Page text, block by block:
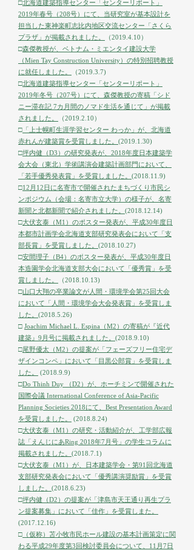
□北海道建築指導センター「センターリポート」
2019年春号（208号）にて、当研究室が基本設計を
担当した東神楽町志比内地区交流センター「さくら
プラザ」が掲載されました。
（2019.4.10）
□森傑教授が、ベトナム・ミエンタイ建設大学
（Mien Tay Construction University）の特別招聘教授
に就任しました。
（2019.3.7)
□北海道建築指導センター「センターリポート」
2019年冬号（207号）にて、森傑教授の寄稿「シド
ニー滞在記 7カ月間のノマド生活を通じて」が掲載
されました。
（2019.2.10）
□ 「上士幌町生涯学習センター わっか」が、北海道
赤れんが建築賞を受賞しました。 (2019.1.30)
□坪内健（D3）の研究発表が、2018年度日本建築学
会大会（東北）学術講演会建築計画部門において、
「若手優秀発表賞」を受賞しました。 (2018.11.9)
□12月12日に名寄市で開催されたまちづくり市民シ
ンポジウム（会場：名寄市立大学）の様子が、名寄
新聞と北都新聞で紹介されました。 (2018.12.14)
□大伏玄泰（M1）のポスター発表が、平成30年度日
本都市計画学会北海道支部研究発表会において「支
部長賞」を受賞しました。 (2018.10.27)
□安間理子（B4）のポスター発表が、平成30年度日
本造園学会北海道支部大会において「優秀賞」を受
賞しました。
（2018.10.13)
□山口大翔の卒業論文が人間・環境学会第25回大会
において「人間・環境学会大会発表賞」を受賞しま
した。 (2018.5.26)
□ Joachim Michael L. Espina（M2）の寄稿が『近代
建築』9月号に掲載されました。 (2018.9.10)
□尾野優太（M2）の提案が「フェーズフリー住宅デ
ザインコンペ」において「目黒公郎賞」を受賞しま
した。
(2018.9.9)
□Do Thinh Duy （D2）が、ホーチミンで開催された
国際会議 International Conference of Asia-Pacific
Planning Societies 2018にて、Best Presentation Award
を受賞しました。
(2018.8.24)
□大伏玄泰（M1）の研究・活動紹介が、工学部広報
誌「えんじにあRing 2018年7月号」の学生コラムに
掲載されました。 (2018.7.1)
□大伏玄泰（M1）が、日本建築学会・第91回北海道
支部研究発表会において「優秀講演奨励賞」を受賞
しました。 (2018.6.23)
□坪内健（D2）の提案が「津島市天王通り再生プラ
ン提案募集」において「佳作」を受賞しまた。
(2017.12.16)
□ （仮称）苫小牧市民ホール建設の基本計画策定に関
わる平成29年度第3回検討委員会について、11月7日